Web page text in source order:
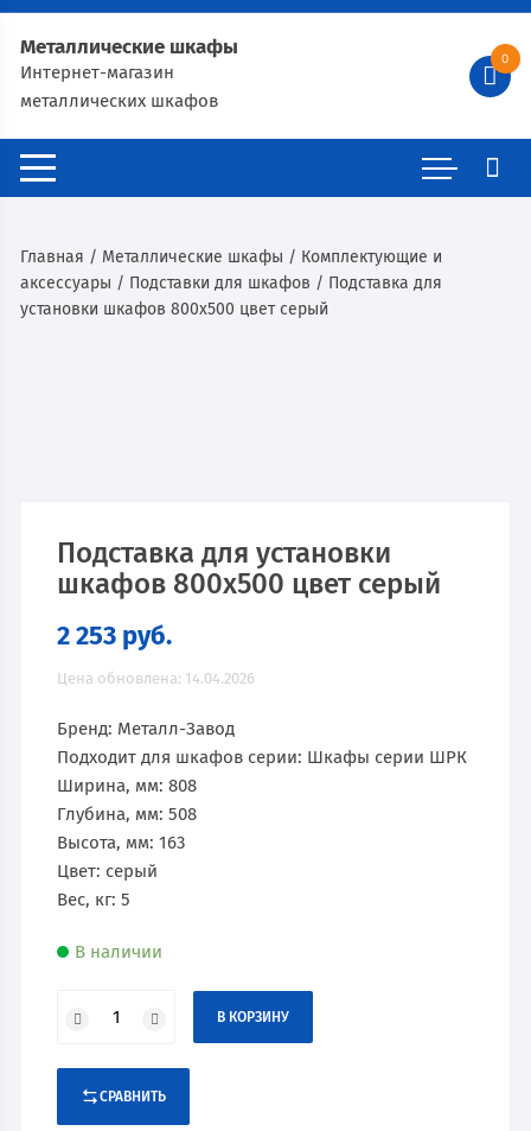
Металлические шкафы
Интернет-магазин
металлических шкафов
0
Главная / Металлические шкафы / Комплектующие и
аксессуары / Подставки для шкафов / Подставка для
установки шкафов 800х500 цвет серый
Подставка для установки
шкафов 800х500 цвет серый
2 253 руб.
Цена обновлена: 14.04.2026
Бренд: Металл-Завод
Подходит для шкафов серии: Шкафы серии ШРК
Ширина, мм: 808
Глубина, мм: 508
Высота, мм: 163
Цвет: серый
Вес, кг: 5
В наличии
В КОРЗИНУ
СРАВНИТЬ